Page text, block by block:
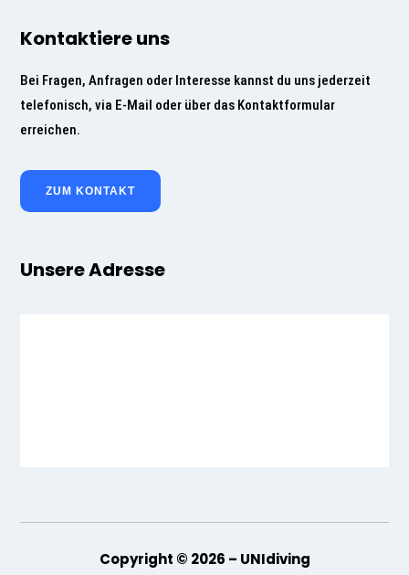
Kontaktiere uns
Bei Fragen, Anfragen oder Interesse kannst du uns jederzeit
telefonisch, via E-Mail oder über das Kontaktformular
erreichen.
ZUM KONTAKT
Unsere Adresse
Copyright © 2026 – UNIdiving